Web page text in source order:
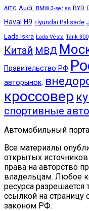
AITO Audi, BMW 3-series BYD
Haval H9 Hyundai Palisade
Lada Iskra Lada Vesta Tank 300,
Китай МВД
Правительство РФ
авторынок,
кроссовер
спортивные авто
Автомобильный
Все материалы
открытых источников
права на авторство
владельцам. Любое
ресурса разрешается
ссылкой на страницу
законом РФ.